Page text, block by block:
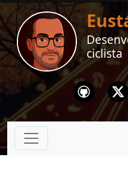
ciclista
Github